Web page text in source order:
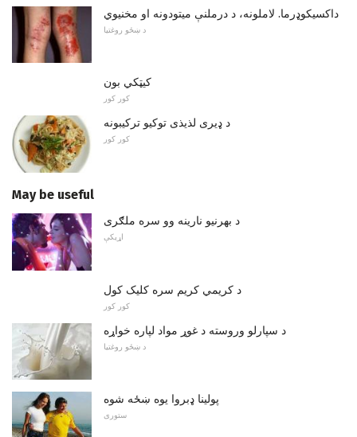
داکسیکوډرما. لاملونه، د درملنې میتودونه او مخنیوي
د ښځو روغتیا
کیټکي بون
کور کور
د ډیری لذيذی توکیو ترکیبونه
کور کور
May be useful
د بهرنیو نارینه وو سره ملګری
اړیکې
د کریمي کریم سره کلیک کول
کور کور
د سپارلو وروسته د غوړ مواد لپاره خواړه
د ښځو روغتیا
پولینا ډبروا یوه ښځه شوه
ستوری